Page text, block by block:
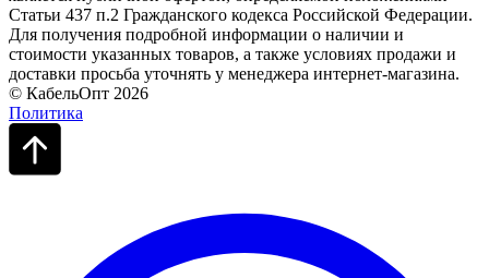
Статьи 437 п.2 Гражданского кодекса Российской Федерации.
Для получения подробной информации о наличии и
стоимости указанных товаров, а также условиях продажи и
доставки просьба уточнять у менеджера интернет-магазина.
© КабельОпт 2026
Политика